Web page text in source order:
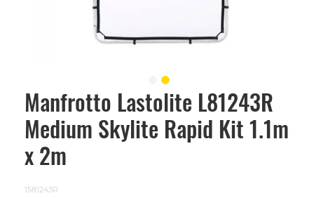
Manfrotto Lastolite L81243R
Medium Skylite Rapid Kit 1.1m
x 2m
1581243R
Skip
beginning
images